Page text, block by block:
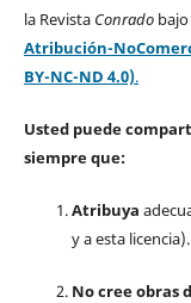
la Revista Conradobajo
Atribución-
BY-NC-ND 4.0).
Usted puede
siempre que:
Atribuya
y a esta licencia).
No cree obras